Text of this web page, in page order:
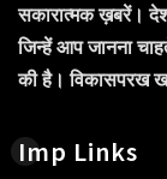
सकारात्मक ख़बरें।
जिन्हें आप जानना
की है। विकासपरख
Imp Links